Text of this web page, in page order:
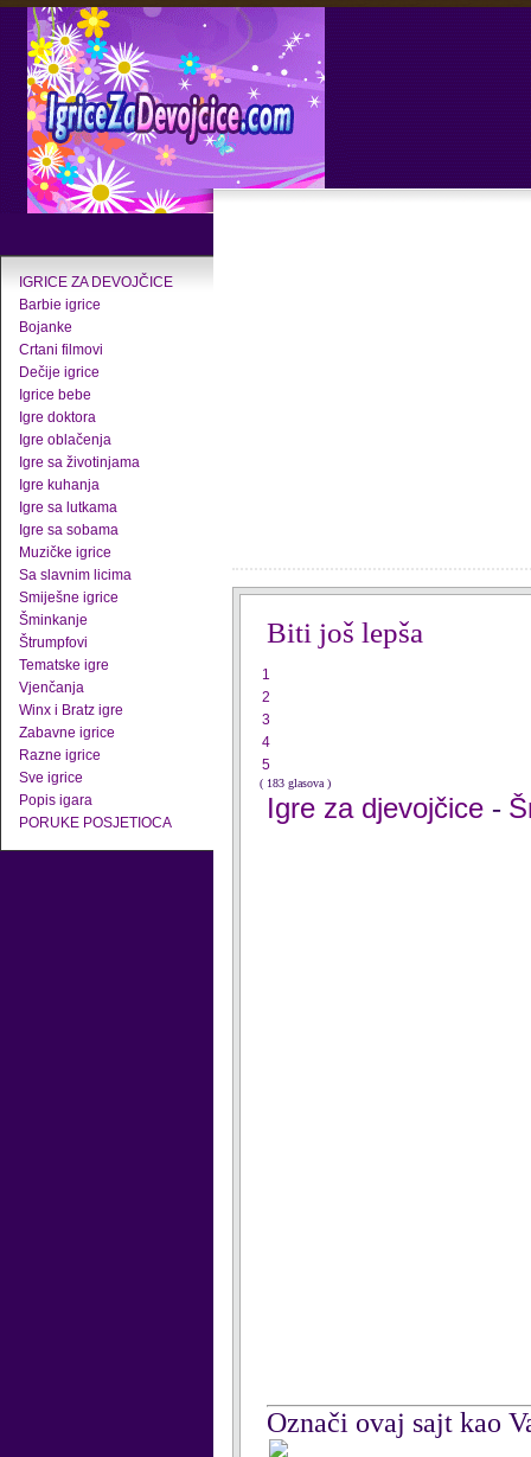
IGRICE ZA DEVOJČICE
Barbie igrice
Bojanke
Crtani filmovi
Dečije igrice
Igrice bebe
Igre doktora
Igre oblačenja
Igre sa životinjama
Igre kuhanja
Igre sa lutkama
Igre sa sobama
Muzičke igrice
Sa slavnim licima
Smiješne igrice
Šminkanje
Štrumpfovi
Tematske igre
Vjenčanja
Winx i Bratz igre
Zabavne igrice
Razne igrice
Sve igrice
Popis igara
PORUKE POSJETIOCA
Biti još lepša
1
2
3
4
5
( 183 glasova )
Igre za djevojčice -
Označi ovaj sajt kao